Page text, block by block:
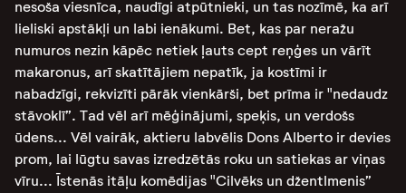
nesoša viesnīca, naudīgi atpūtnieki, un tas nozīmē, ka arī
lieliski apstākļi un labi ienākumi. Bet, kas par neražu
numuros nezin kāpēc netiek ļauts cept reņģes un vārīt
makaronus, arī skatītājiem nepatīk, ja kostīmi ir
nabadzīgi, rekvizīti pārāk vienkārši, bet prīma ir "nedaudz
stāvoklī”. Tad vēl arī mēģinājumi, speķis, un verdošs
ūdens... Vēl vairāk, aktieru labvēlis Dons Alberto ir devies
prom, lai lūgtu savas izredzētās roku un satiekas ar viņas
vīru... Īstenās itāļu komēdijas "Cilvēks un džentlmenis”